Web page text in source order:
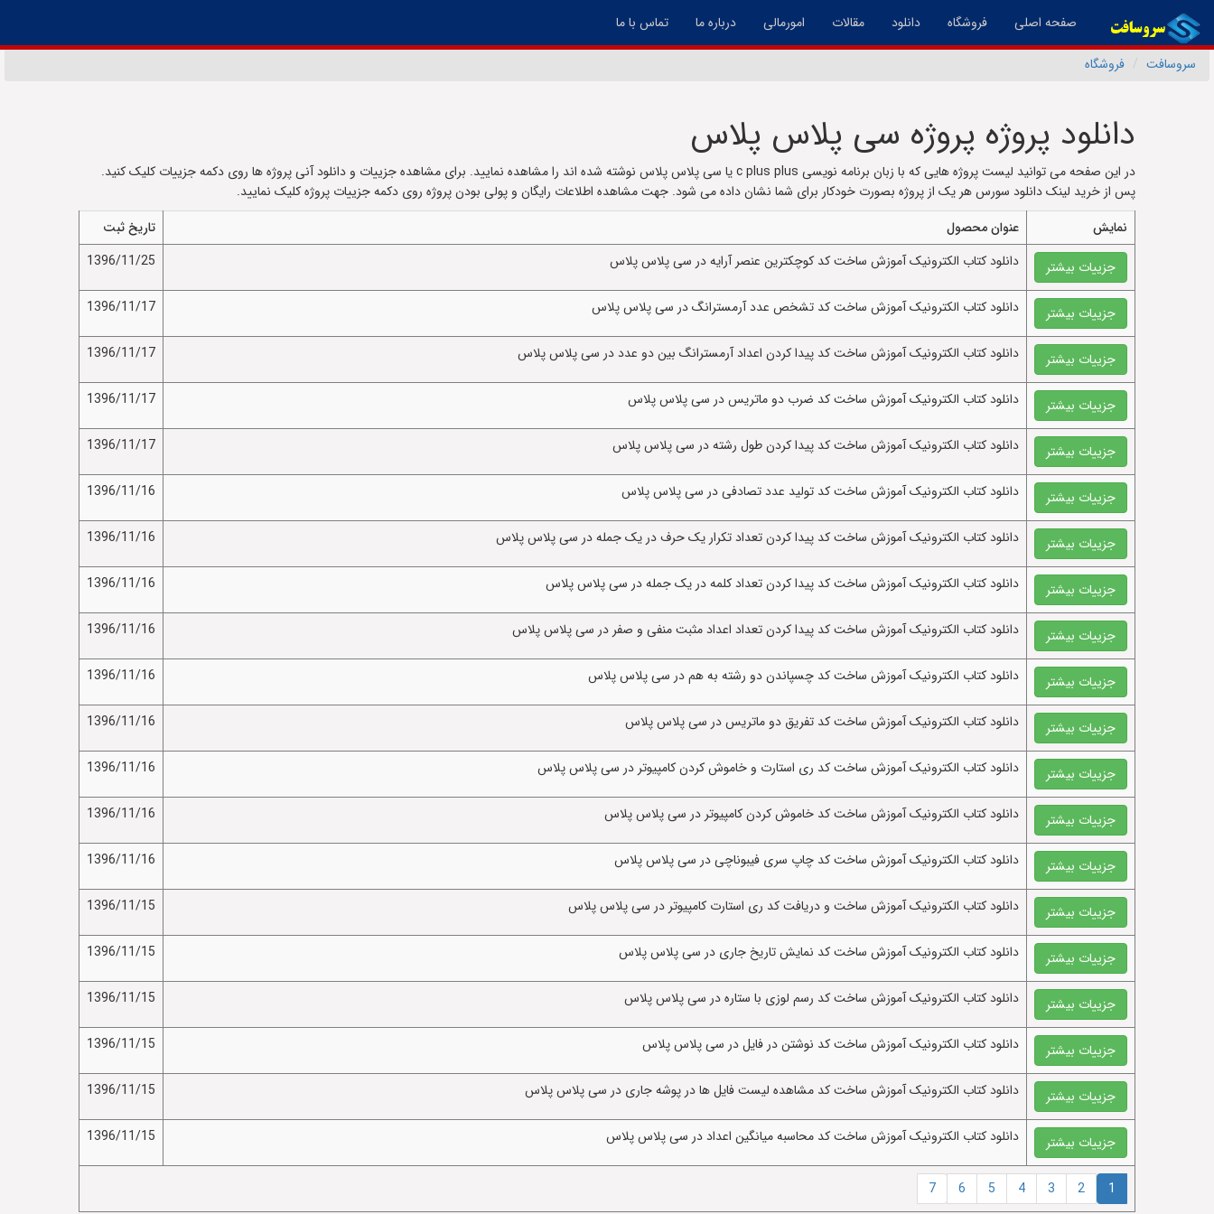
صفحه اصلی(فعال)فروشگاه دانلود مقالات امورمالی درباره ما تماس با ما
سروسافت فروشگاه
دانلود پروژه پروژه سی پلاس پلاس
در این صفحه می توانید لیست پروژه هایی که با زبان برنامه نویسی c plus plus یا سی پلاس پلاس نوشته شده اند را مشاهده نمایید. برای مشاهده جزییات و دانلود آنی پروژه ها روی دکمه جزییات کلیک کنید.
پس از خرید لینک دانلود سورس هر یک از پروژه بصورت خودکار برای شما نشان داده می شود. جهت مشاهده اطلاعات رایگان و پولی بودن پروژه روی دکمه جزییات پروژه کلیک نمایید.
نمایش
عنوان محصول
تاریخ ثبت
جزییات بیشتر
دانلود کتاب الکترونيک آموزش ساخت کد کوچکترین عنصر آرایه در سی پلاس پلاس 1396/11/25
جزییات بیشتر دانلود کتاب الکترونيک آموزش ساخت کد تشخص عدد آرمسترانگ در سی پلاس پلاس 1396/11/17
جزییات بیشتر دانلود کتاب الکترونيک آموزش ساخت کد پیدا کردن اعداد آرمسترانگ بین دو عدد در سی پلاس پلاس 1396/11/17
جزییات بیشتر دانلود کتاب الکترونيک آموزش ساخت کد ضرب دو ماتریس در سی پلاس پلاس 1396/11/17
جزییات بیشتر دانلود کتاب الکترونيک آموزش ساخت کد پیدا کردن طول رشته در سی پلاس پلاس 1396/11/17
جزییات بیشتر دانلود کتاب الکترونيک آموزش ساخت کد تولید عدد تصادفی در سی پلاس پلاس 1396/11/16
جزییات بیشتر دانلود کتاب الکترونيک آموزش ساخت کد پیدا کردن تعداد تکرار یک حرف در یک جمله در سی پلاس پلاس 1396/11/16
جزییات بیشتر دانلود کتاب الکترونيک آموزش ساخت کد پیدا کردن تعداد کلمه در یک جمله در سی پلاس پلاس 1396/11/16
جزییات بیشتر دانلود کتاب الکترونيک آموزش ساخت کد پیدا کردن تعداد اعداد مثبت منفی و صفر در سی پلاس پلاس 1396/11/16
جزییات بیشتر دانلود کتاب الکترونيک آموزش ساخت کد چسپاندن دو رشته به هم در سی پلاس پلاس 1396/11/16
جزییات بیشتر دانلود کتاب الکترونيک آموزش ساخت کد تفریق دو ماتریس در سی پلاس پلاس 1396/11/16
جزییات بیشتر دانلود کتاب الکترونيک آموزش ساخت کد ری استارت و خاموش کردن کامپیوتر در سی پلاس پلاس 1396/11/16
جزییات بیشتر دانلود کتاب الکترونيک آموزش ساخت کد خاموش کردن کامپیوتر در سی پلاس پلاس 1396/11/16
جزییات بیشتر دانلود کتاب الکترونيک آموزش ساخت کد چاپ سری فیبوناچی در سی پلاس پلاس 1396/11/16
جزییات بیشتر دانلود کتاب الکترونيک آموزش ساخت و دریافت کد ری استارت کامپیوتر در سی پلاس پلاس 1396/11/15
جزییات بیشتر دانلود کتاب الکترونيک آموزش ساخت کد نمایش تاریخ جاری در سی پلاس پلاس 1396/11/15
جزییات بیشتر دانلود کتاب الکترونيک آموزش ساخت کد رسم لوزی با ستاره در سی پلاس پلاس 1396/11/15
جزییات بیشتر دانلود کتاب الکترونيک آموزش ساخت کد نوشتن در فایل در سی پلاس پلاس 1396/11/15
جزییات بیشتر دانلود کتاب الکترونيک آموزش ساخت کد مشاهده لیست فایل ها در پوشه جاری در سی پلاس پلاس 1396/11/15
جزییات بیشتر دانلود کتاب الکترونيک آموزش ساخت کد محاسبه میانگین اعداد در سی پلاس پلاس 1396/11/15
1
2
3
4
5
6
7